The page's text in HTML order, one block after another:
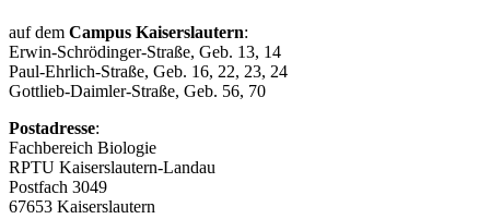
auf dem Campus Kaiserslautern:
Erwin-Schrödinger-Straße, Geb. 13, 14
Paul-Ehrlich-Straße, Geb. 16, 22, 23, 24
Gottlieb-Daimler-Straße, Geb. 56, 70
Postadresse:
Fachbereich Biologie
RPTU Kaiserslautern-Landau
Postfach 3049
67653 Kaiserslautern